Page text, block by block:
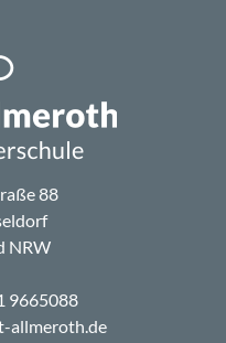
88
NRW
9665088
allmeroth.de